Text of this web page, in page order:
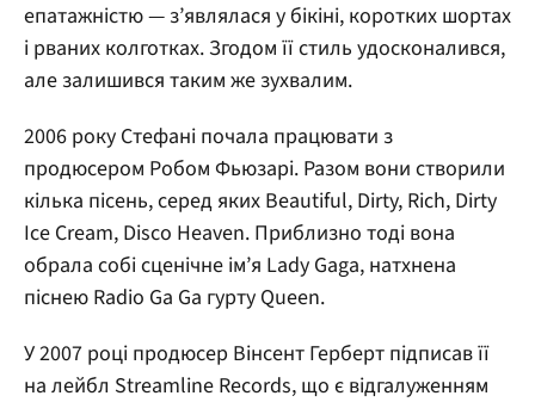
епатажністю — з’являлася у бікіні, коротких шортах
і рваних колготках. Згодом її стиль удосконалився,
але залишився таким же зухвалим.
2006 року Стефані почала працювати з
продюсером Робом Фьюзарі. Разом вони створили
кілька пісень, серед яких Beautiful, Dirty, Rich, Dirty
Ice Cream, Disco Heaven. Приблизно тоді вона
обрала собі сценічне ім’я Lady Gaga, натхнена
піснею Radio Ga Ga гурту Queen.
У 2007 році продюсер Вінсент Герберт підписав її
на лейбл Streamline Records, що є відгалуженням